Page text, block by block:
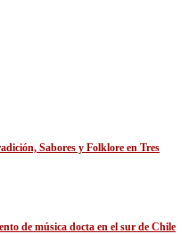
Sabores y Folklore en Tres
de música docta en el sur de Chile